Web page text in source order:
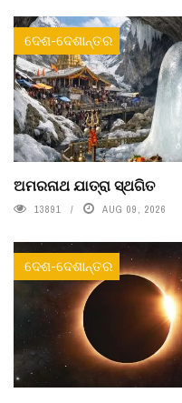
ଦେଶ-ଦେଶାନ୍ତର
ଅମରନାଥ ଯାତ୍ରା ସ୍ଥଗିତ
13891 AUG 09, 2026
ଦେଶ-ଦେଶାନ୍ତର